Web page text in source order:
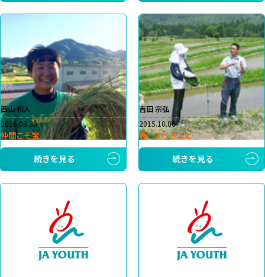
西山 和人
2016.08.30
仲間こそ宝
続きを見る
吉田 宗弘
2015.10.06
今、すべきこと
続きを見る